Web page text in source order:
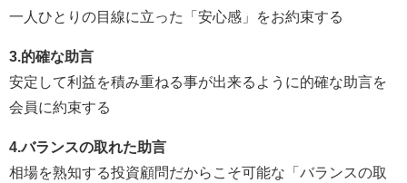
一人ひとりの目線に立った「安心感」をお約束する
3.的確な助言
安定して利益を積み重ねる事が出来るように的確な助言を
会員に約束する
4.バランスの取れた助言
相場を熟知する投資顧問だからこそ可能な「バランスの取